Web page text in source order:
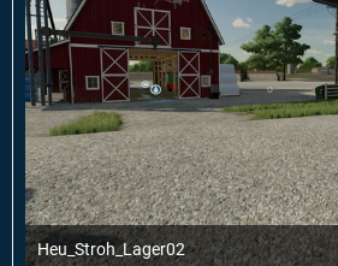
Heu_Stroh_Lager02